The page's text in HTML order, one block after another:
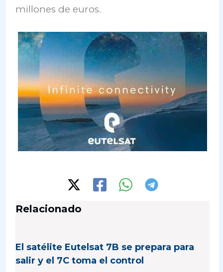
millones de euros.
Relacionado
El satélite Eutelsat 7B se prepara para
salir y el 7C toma el control